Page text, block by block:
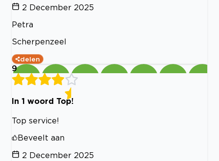
2 December 2025
Petra
Scherpenzeel
delen
9
In 1 woord Top!
Top service!
Beveelt aan
2 December 2025